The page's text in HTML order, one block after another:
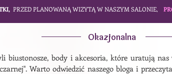
PRZED PLANOWANĄ WIZYTĄ W NASZYM SALONIE,
Okazjonalna
biustonosze, body i akcesoria, które uratują
Warto odwiedzić naszego bloga i